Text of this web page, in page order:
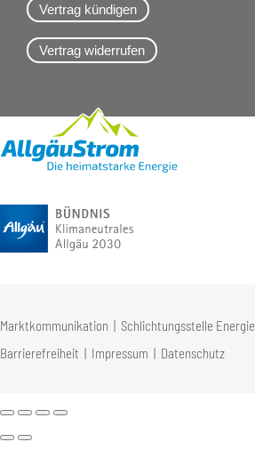
Vertrag kündigen
Vertrag widerrufen
Marktkommunikation | Schlichtungsstelle Energie
Barrierefreiheit | Impressum | Datenschutz